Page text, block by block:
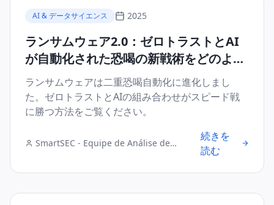
AI & データサイエンス 2025
ランサムウェア2.0：ゼロトラストとAI
が自動化された恐喝の新戦術をどのよう
に軽減するか
ランサムウェアは二重恐喝自動化に進化しまし
た。ゼロトラストとAIの組み合わせがスピード戦
に勝つ方法をご覧ください。
SmartSEC - Equipe de Análise de
続きを
読む